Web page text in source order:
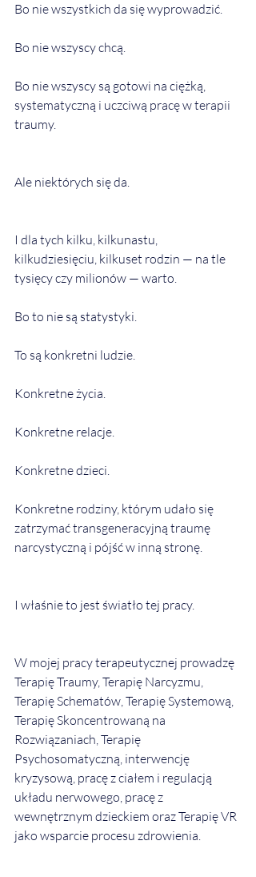
Bo nie wszystkich da się wyprowadzić.
Bo nie wszyscy chcą.
Bo nie wszyscy są gotowi na ciężką,
systematyczną i uczciwą pracę w terapii
traumy.
Ale niektórych się da.
I dla tych kilku, kilkunastu,
kilkudziesięciu, kilkuset rodzin — na tle
tysięcy czy milionów — warto.
Bo to nie są statystyki.
To są konkretni ludzie.
Konkretne życia.
Konkretne relacje.
Konkretne dzieci.
Konkretne rodziny, którym udało się
zatrzymać transgeneracyjną traumę
narcystyczną i pójść w inną stronę.
I właśnie to jest światło tej pracy.
W mojej pracy terapeutycznej prowadzę
Terapię Traumy, Terapię Narcyzmu,
Terapię Schematów, Terapię Systemową,
Terapię Skoncentrowaną na
Rozwiązaniach, Terapię
Psychosomatyczną, interwencję
kryzysową, pracę z ciałem i regulacją
układu nerwowego, pracę z
wewnętrznym dzieckiem oraz Terapię VR
jako wsparcie procesu zdrowienia.